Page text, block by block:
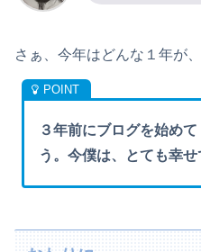
さぁ、今年はどんな１年が
３年前にブログを始め
う。今僕は、とても幸せ